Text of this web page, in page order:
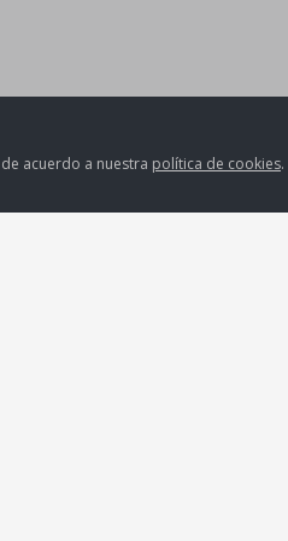
acuerdo a nuestra política de cookies.